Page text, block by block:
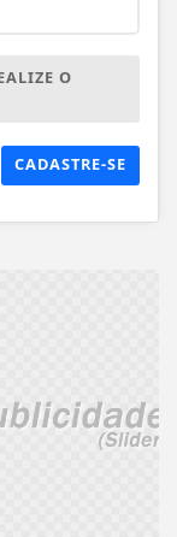
O
CADASTRE-SE